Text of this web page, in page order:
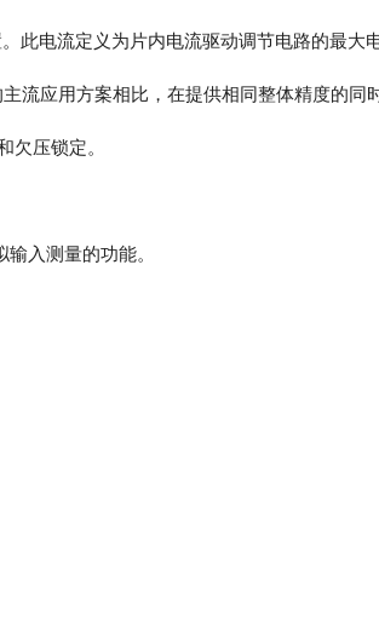
此电流定义为片内电流驱动调节电路的最大
应用方案相比，在提供相同整体精度的同
欠压锁定。
入测量的功能。